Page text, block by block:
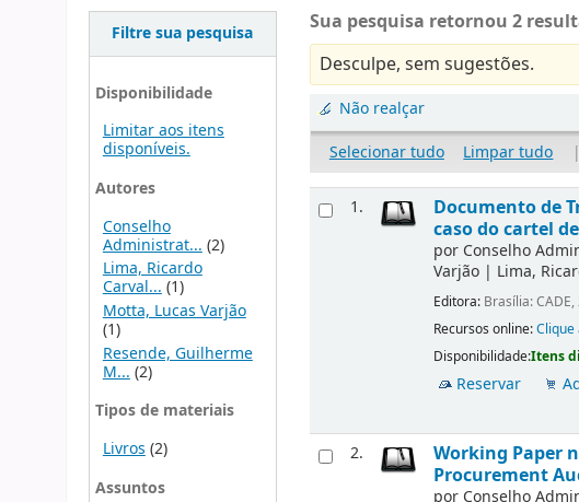
Filtre sua pesquisa
Disponibilidade
Limitar aos itens
disponíveis.
Autores
Conselho
Administrat... (2)
Lima, Ricardo
Carval...(1)
Motta, Lucas Varjão
(1)
Resende, Guilherme
M... (2)
Tipos de materiais
Livros (2)
Assuntos
Sua pesquisa retornou 2
Desculpe, sem sugestões.
Não realçar
Selecionar tudo
Limpar tudo |
1.
Documento de
caso do cartel
por Conselho
Varjão | Lima,
Editora: Brasília:
Recursos online:Clique
Disponibilidade:Itens
Reservar
2.
Working Paper
Procurement